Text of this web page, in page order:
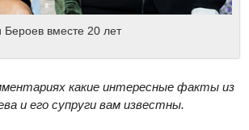
вместе 20 лет
какие интересные факты из
и его супруги вам известны.